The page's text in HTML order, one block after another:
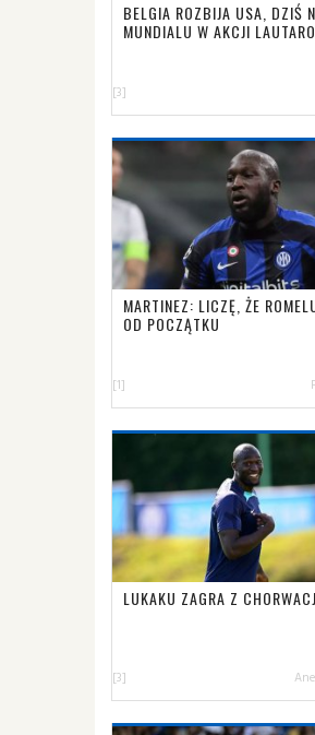
BELGIA ROZBIJA USA, DZIŚ
MUNDIALU W AKCJI
[3]
MARTINEZ: LICZĘ, ŻE
OD POCZĄTKU
[1]
LUKAKU ZAGRA Z
[3]